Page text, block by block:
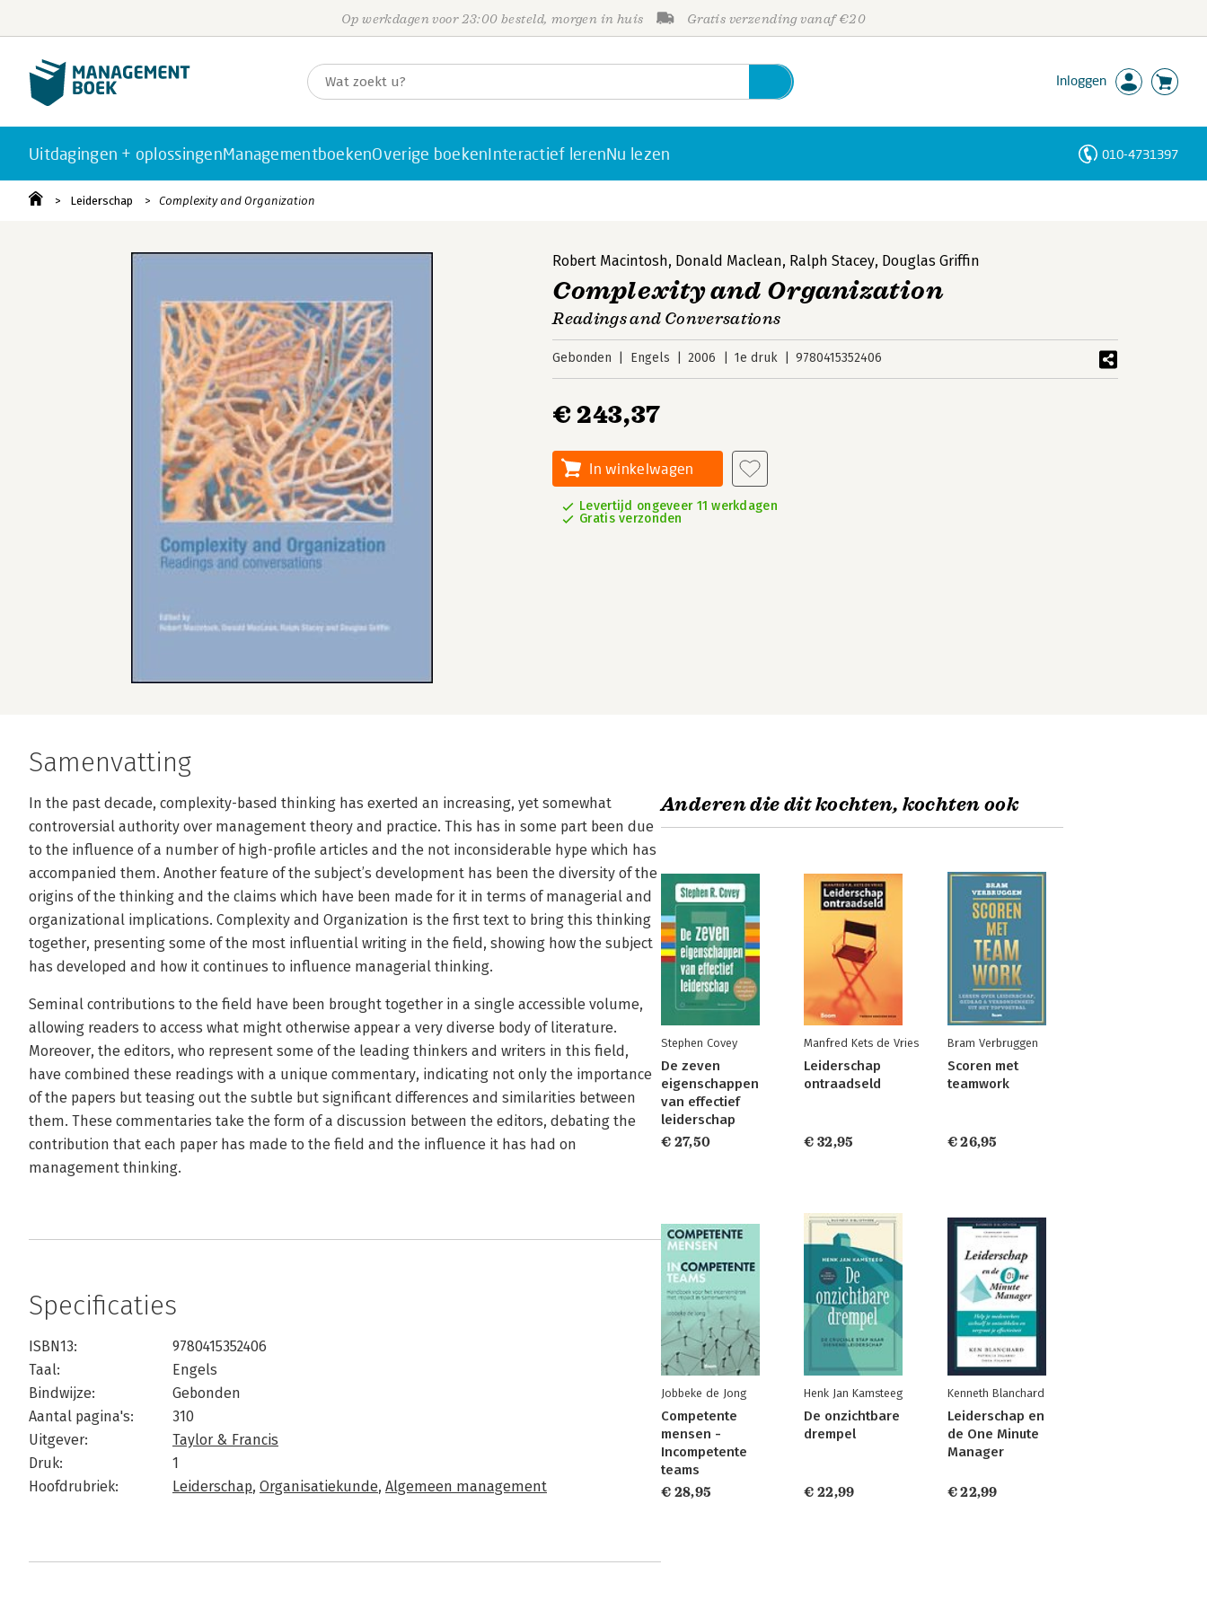
Op werkdagen voor 23:00 besteld, morgen in huis Gratis verzending vanaf €20
Inloggen
Uitdagingen + oplossingenManagementboekenOverige boekenInteractief lerenNu lezen 010-4731397
Leiderschap Complexity and Organization
Robert Macintosh, Donald Maclean, Ralph Stacey, Douglas Griffin
Complexity and Organization
Readings and Conversations
Gebonden Engels 2006 1e druk 9780415352406
€ 243,37
In winkelwagen
Levertijd ongeveer 11 werkdagen
Gratis verzonden
Samenvatting
In the past decade, complexity-based thinking has exerted an increasing, yet somewhat
controversial authority over management theory and practice. This has in some part been due
to the influence of a number of high-profile articles and the not inconsiderable hype which has
accompanied them. Another feature of the subject’s development has been the diversity of the
origins of the thinking and the claims which have been made for it in terms of managerial and
organizational implications. Complexity and Organization is the first text to bring this thinking
together, presenting some of the most influential writing in the field, showing how the subject
has developed and how it continues to influence managerial thinking.
Seminal contributions to the field have been brought together in a single accessible volume,
allowing readers to access what might otherwise appear a very diverse body of literature.
Moreover, the editors, who represent some of the leading thinkers and writers in this field,
have combined these readings with a unique commentary, indicating not only the importance
of the papers but teasing out the subtle but significant differences and similarities between
them. These commentaries take the form of a discussion between the editors, debating the
contribution that each paper has made to the field and the influence it has had on
management thinking.
Specificaties
ISBN13:
9780415352406
Taal:
Engels
Bindwijze:
Gebonden
Aantal pagina's:
310
Uitgever:
Taylor & Francis
Druk:
1
Hoofdrubriek:
Leiderschap, Organisatiekunde, Algemeen management
Anderen die dit kochten, kochten ook
Stephen Covey
De zeven
eigenschappen
van effectief
leiderschap
€ 27,50
Manfred Kets de Vries
Leiderschap
ontraadseld
€ 32,95
Bram Verbruggen
Scoren met
teamwork
€ 26,95
Jobbeke de Jong
Competente
mensen -
Incompetente
teams
€ 28,95
Henk Jan Kamsteeg
De onzichtbare
drempel
€ 22,99
Kenneth Blanchard
Leiderschap en
de One Minute
Manager
€ 22,99
Personen